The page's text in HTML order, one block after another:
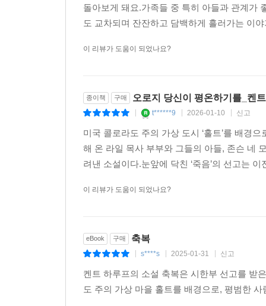
같은 순간들이 찾아온다는 것. 하루프가 신중하
등장인물들은 냉정하게 삶을 견뎌내고 대체로 감
전통적인 소설이다. 세월이 흘러도 변치 않을 주
하루프는 여러 면에서 놀랄 만큼 독창적인 작가
어른이 다른 어른에게 이야기하듯이 소설을 쓴다
예상치 못한 축복을 드러내 보이는 표류하는 나
알아차리지 못할지 모르지만, 하루프는 우리를
돌아보게 돼요.가족들 중 특히 아들과 관계가
도 교차되며 잔잔하고 담백하게 흘러가는 이
이 리뷰가 도움이 되었나요?
종이책 구매 오로지 당신이 평온하기를_켄
t******9 2026-01-10 신고
미국 콜로라도 주의 가상 도시 ‘홀트’를 배경
해 온 라일 목사 부부와 그들의 아들, 존슨 네
려낸 소설이다.눈앞에 닥친 ‘죽음’의 선고는
이 리뷰가 도움이 되었나요?
eBook 구매 축복
s****s 2025-01-31 신고
켄트 하루프의 소설 축복은 시한부 선고를 받
도 주의 가상 마을 홀트를 배경으로, 평범한